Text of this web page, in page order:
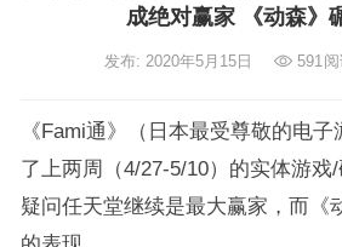
成绝对赢家 《动森》
发布: 2020年5月15日 591
《Fami通》（日本最受尊敬的电
了上两周（4/27-5/10）的实体游戏
疑问任天堂继续是最大赢家，而《